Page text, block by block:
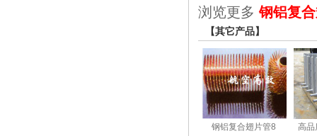
浏览更多钢铝复
【其它产品】
钢铝复合翅片管8 高品